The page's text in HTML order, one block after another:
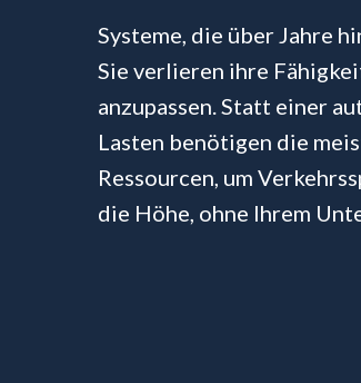
Systeme, die über Jahre
Sie verlieren ihre
anzupassen. Statt einer
Lasten benötigen die
Ressourcen, um
die Höhe, ohne Ihrem